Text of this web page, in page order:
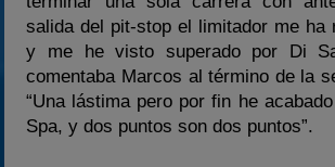
salida del pit-stop el limitador me ha
y me he visto superado por Di
comentaba Marcos al término de la
“Una lástima pero por fin he
Spa, y dos puntos son dos puntos”.